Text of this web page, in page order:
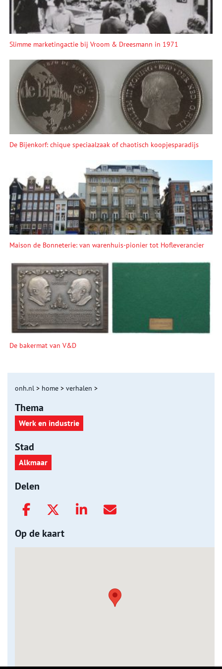
Slimme marketingactie bij Vroom & Dreesmann in 1971
De Bijenkorf: chique speciaalzaak of chaotisch koopjesparadijs
Maison de Bonneterie: van warenhuis-pionier tot Hofleverancier
De bakermat van V&D
onh.nl > home > verhalen >
Thema
Werk en industrie
Stad
Alkmaar
Delen
Op de kaart